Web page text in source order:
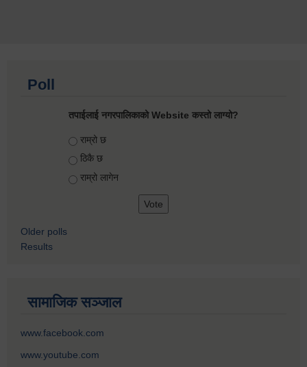
Poll
तपाईलाई नगरपालिकाको Website कस्तो लाग्यो?
Choices
राम्रो छ
ठिकै छ
राम्रो लागेन
Older polls
Results
सामाजिक सञ्जाल
www.facebook.com
www.youtube.com